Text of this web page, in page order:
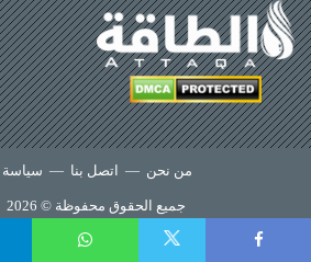
من نحن — اتصل بنا — سياسة
جميع الحقوق محفوظة © 2026 |